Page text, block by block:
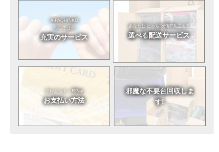
A-PACHINKO
ならではの
充実のサービス
あなたはどっち?分割?丸ごと?
選べる配送サービス
クレジット・RPay
お支払い方法
邪魔な不要台回収しま
す!